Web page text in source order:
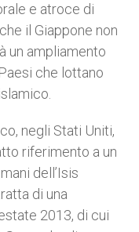
e atroce di
il Giappone non
un ampliamento
che lottano
negli Stati Uniti,
riferimento a un
dell’Isis
di una
2013, di cui